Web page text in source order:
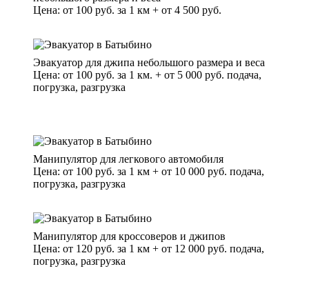
Цена: от 100 руб. за 1 км + от 4 500 руб.
Эвакуатор для джипа небольшого размера и веса
Цена: от 100 руб. за 1 км. + от 5 000 руб. подача,
погрузка, разгрузка
Манипулятор для легкового автомобиля
Цена: от 100 руб. за 1 км + от 10 000 руб. подача,
погрузка, разгрузка
Манипулятор для кроссоверов и джипов
Цена: от 120 руб. за 1 км + от 12 000 руб. подача,
погрузка, разгрузка